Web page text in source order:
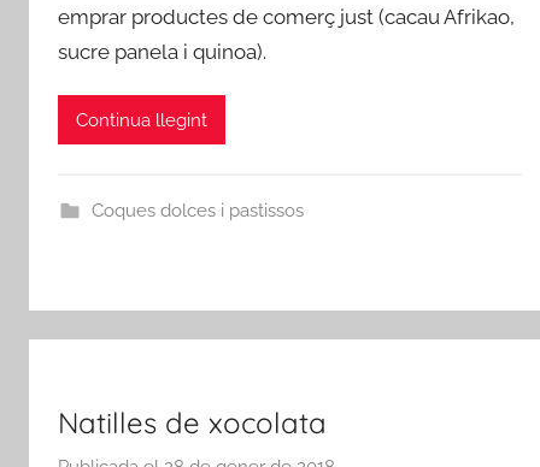
m
emprar productes de comerç just (cacau Afrikao,
sucre panela i quinoa).
Continua llegint
Coques dolces i pastissos
Natilles de xocolata